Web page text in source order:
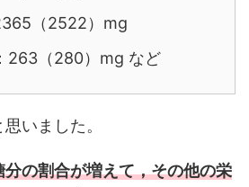
（2522）mg
263（280）mg など
いました。
の割合が増えて，その他の栄